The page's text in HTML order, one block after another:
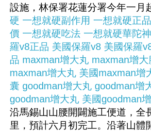
設施，林保署花蓮分署今年一月
硬 一想就硬副作用 一想就硬正品
價 一想就硬吃法 一想就硬華陀
羅v8正品 美國保羅v8 美國保羅
品 maxman增大丸 maxman增大
maxman增大丸 美國maxman增
囊 goodman增大丸 goodman增
goodman增大丸 美國goodman
沿馬錫山山腰開闢施工便道，全
里，預計六月初完工。沿著山體